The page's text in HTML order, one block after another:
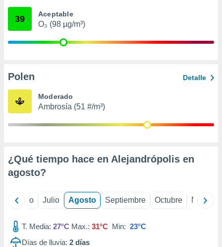
mediante
publicidad
de
39 Aceptable
O₃ (98 µg/m³)
Polen Detalle
Moderado
Ambrosía (51 #/m³)
¿Qué tiempo hace en Alejandrópolis en
agosto?
Junio Julio Agosto Septiembre Octubre
T. Media: 27°C Max.: 31°C Min: 23°C
Días de lluvia: 2 días